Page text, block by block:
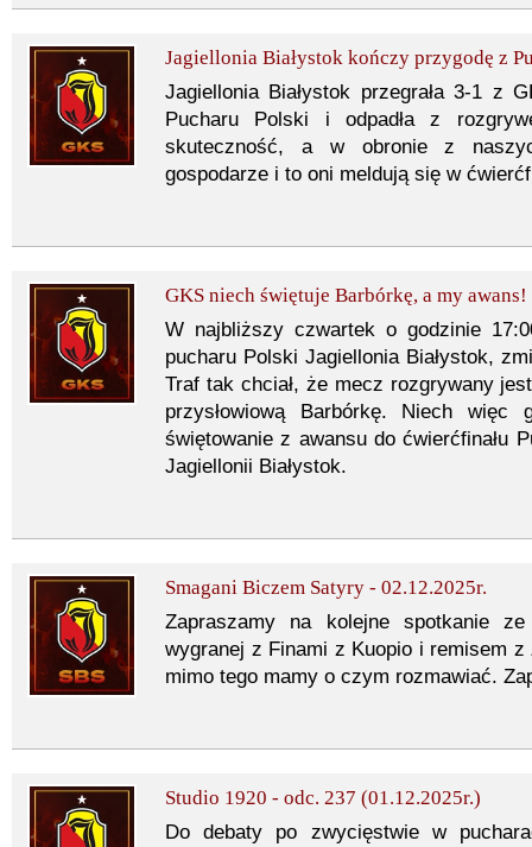
Jagiellonia Białystok kończy przygodę z
Jagiellonia Białystok przegrała 3-1 z
Pucharu Polski i odpadła z
skuteczność, a w obronie z
gospodarze i to oni meldują się w
GKS niech świętuje Barbórkę, a my awans!
W najbliższy czwartek o godzinie
pucharu Polski Jagiellonia Białystok,
Traf tak chciał, że mecz rozgrywany
przysłowiową Barbórkę. Niech
świętowanie z awansu do ćwierćfinału
Jagiellonii Białystok.
Smagani Biczem Satyry - 02.12.2025r.
Zapraszamy na kolejne spotkanie
wygranej z Finami z Kuopio i remisem z
mimo tego mamy o czym rozmawiać.
Studio 1920 - odc. 237 (01.12.2025r.)
Do debaty po zwycięstwie w